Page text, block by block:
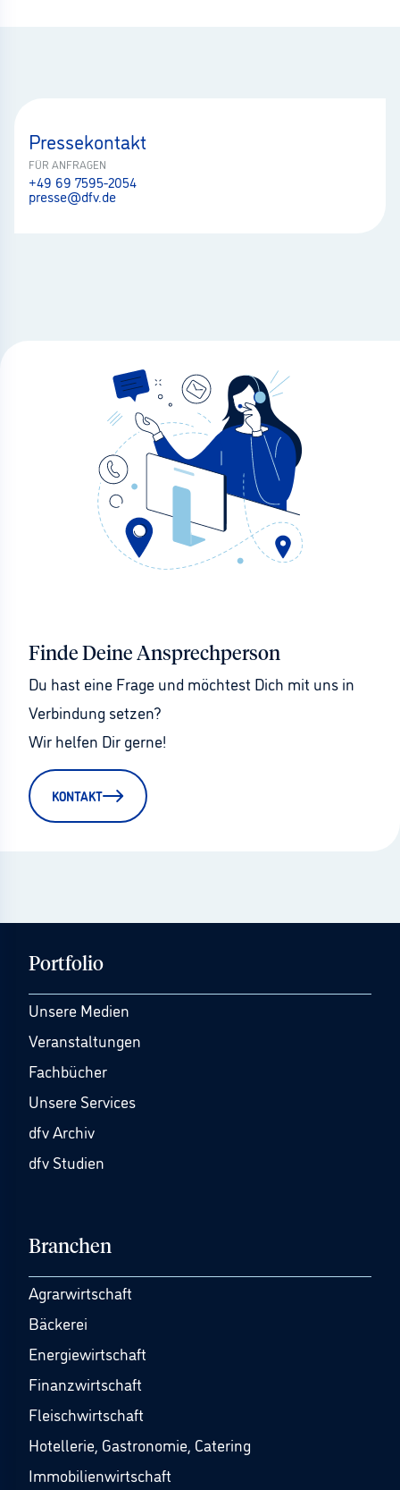
Pressekontakt
FÜR ANFRAGEN
+49 69 7595-2054
presse@dfv.de
Finde Deine Ansprechperson
Du hast eine Frage und möchtest Dich mit uns in
Verbindung setzen?
Wir helfen Dir gerne!
KONTAKT
Portfolio
Unsere Medien
Veranstaltungen
Fachbücher
Unsere Services
dfv Archiv
dfv Studien
Branchen
Agrarwirtschaft
Bäckerei
Energiewirtschaft
Finanzwirtschaft
Fleischwirtschaft
Hotellerie, Gastronomie, Catering
Immobilienwirtschaft